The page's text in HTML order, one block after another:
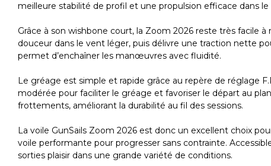
meilleure stabilité de profil et une propulsion efficace dans le
Grâce à son wishbone court, la Zoom 2026 reste très facile
douceur dans le vent léger, puis délivre une traction nette
permet d’enchaîner les manœuvres avec fluidité.
Le gréage est simple et rapide grâce au repère de réglage
modérée pour faciliter le gréage et favoriser le départ au
frottements, améliorant la durabilité au fil des sessions.
La voile GunSails Zoom 2026 est donc un excellent choix
voile performante pour progresser sans contrainte.
sorties plaisir dans une grande variété de conditions.